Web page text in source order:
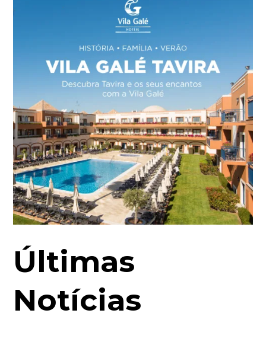
Últimas
Notícias